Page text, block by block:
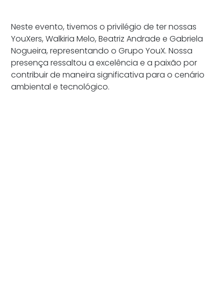
Neste evento, tivemos o privilégio de ter nossas
YouXers, Walkiria Melo, Beatriz Andrade e Gabriela
Nogueira, representando o Grupo YouX. Nossa
presença ressaltou a excelência e a paixão por
contribuir de maneira significativa para o cenário
ambiental e tecnológico.